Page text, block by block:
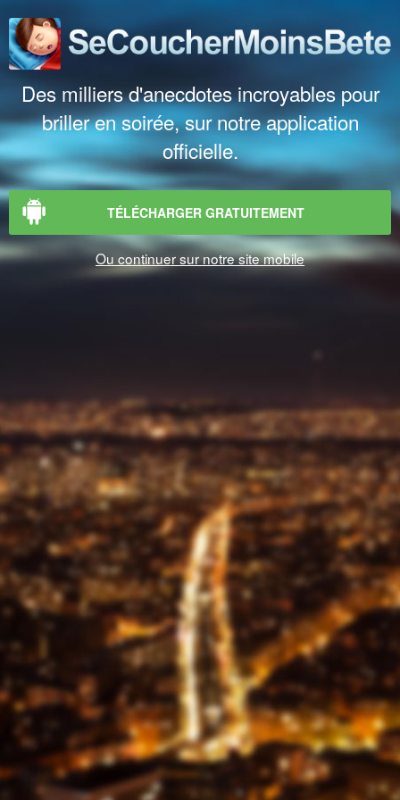
Des milliers d'anecdotes incroyables pour
briller en soirée, sur notre application
officielle.
TÉLÉCHARGER GRATUITEMENT
Ou continuer sur notre site mobile